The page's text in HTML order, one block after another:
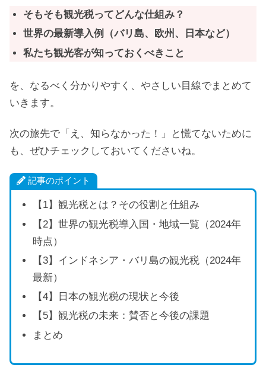
そもそも観光税ってどんな仕組み？
世界の最新導入例（バリ島、欧州、日本など）
私たち観光客が知っておくべきこと
を、なるべく分かりやすく、やさしい目線でまとめて
いきます。
次の旅先で「え、知らなかった！」と慌てないために
も、ぜひチェックしておいてくださいね。
記事のポイント
【1】観光税とは？その役割と仕組み
【2】世界の観光税導入国・地域一覧（2024年
時点）
【3】インドネシア・バリ島の観光税（2024年
最新）
【4】日本の観光税の現状と今後
【5】観光税の未来：賛否と今後の課題
まとめ